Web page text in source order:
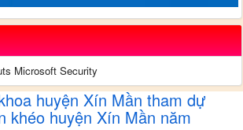
Microsoft Security
huyện Xín Mần tham dự
khéo huyện Xín Mần năm